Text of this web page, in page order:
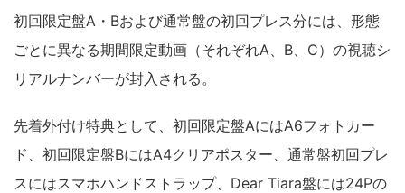
初回限定盤A・Bおよび通常盤の初回プレス分には、形態
ごとに異なる期間限定動画（それぞれA、B、C）の視聴シ
リアルナンバーが封入される。
先着外付け特典として、初回限定盤AにはA6フォトカー
ド、初回限定盤BにはA4クリアポスター、通常盤初回プレ
スにはスマホハンドストラップ、Dear Tiara盤には24Pの